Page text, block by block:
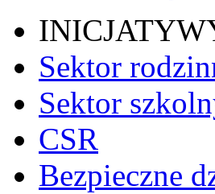
Sektor
Sektor
CSR
Bezpieczne